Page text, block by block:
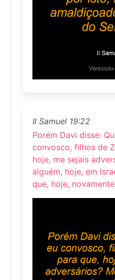
II Samuel 19:22
Porém Davi disse:
convosco, filhos de
hoje, me sejais
alguém, hoje, em
que, hoje,